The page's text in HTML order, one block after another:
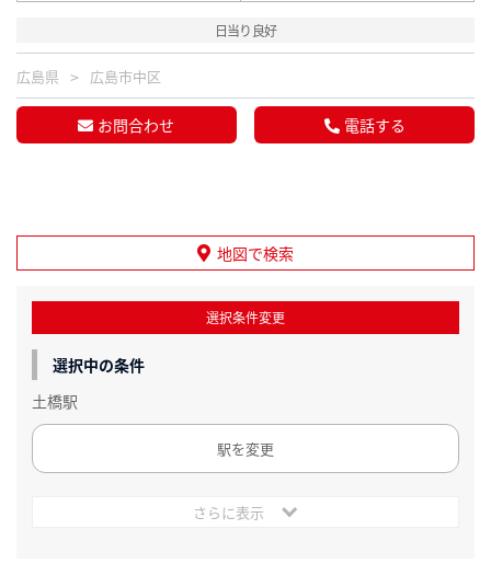
日当り良好
広島県 広島市中区
お問合わせ 電話する
地図で検索
選択条件変更
選択中の条件
土橋駅
駅を変更
さらに表示